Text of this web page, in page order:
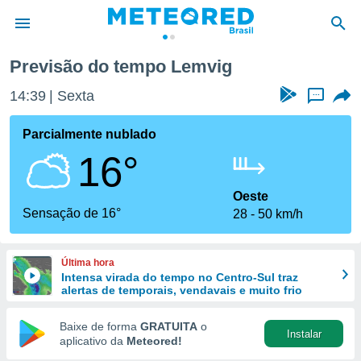
da
fornecidas
a este
das
e
forma
digital
Previsão do tempo Lemvig
14:39 Sexta ...
Parcialmente nublado
16°
Sensação de 16°
Oeste
28
50 km/h
Última hora
Intensa virada do tempo no Centro-Sul traz
alertas de temporais, vendavais e muito frio
Baixe de forma GRATUITA o
aplicativo da Meteored!
Instalar